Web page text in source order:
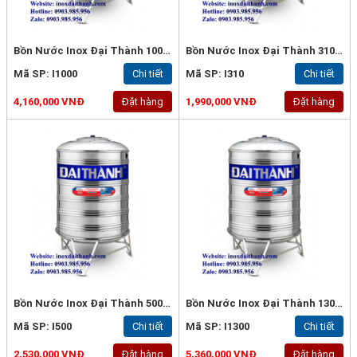
Bồn Nước Inox Đại Thành 1000L Đứng - Inox 304
Mã SP: I1000
Chi tiết
4,160,000 VNĐ Đặt hàng
Bồn Nước Inox Đại Thành 310L Đứng - Inox 304
Mã SP: I310
Chi tiết
1,990,000 VNĐ Đặt hàng
Bồn Nước Inox Đại Thành 500L Đứng - Inox 304
Mã SP: I500
Chi tiết
2,530,000 VNĐ Đặt hàng
Bồn Nước Inox Đại Thành 1300L Đứng - Inox 304
Mã SP: I1300
Chi tiết
5,360,000 VNĐ Đặt hàng